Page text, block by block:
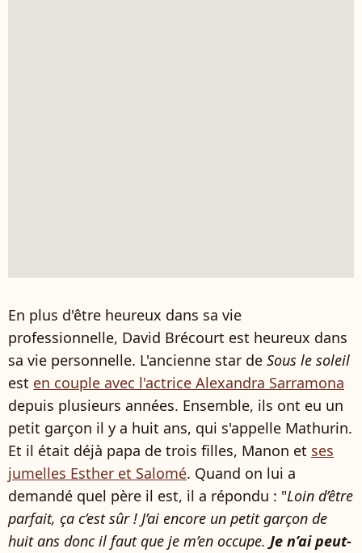
En plus d'être heureux dans sa vie
professionnelle, David Brécourt est heureux dans
sa vie personnelle. L'ancienne star de Sous le soleil
est en couple avec l'actrice Alexandra Sarramona
depuis plusieurs années. Ensemble, ils ont eu un
petit garçon il y a huit ans, qui s'appelle Mathurin.
Et il était déjà papa de trois filles, Manon et ses
jumelles Esther et Salomé. Quand on lui a
demandé quel père il est, il a répondu : "Loin d’être
parfait, ça c’est sûr ! J’ai encore un petit garçon de
huit ans donc il faut que je m’en occupe. Je n’ai peut-